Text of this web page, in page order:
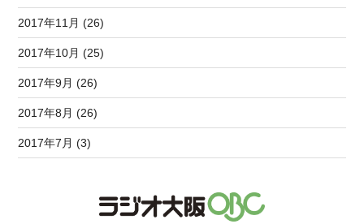
2017年11月 (26)
2017年10月 (25)
2017年9月 (26)
2017年8月 (26)
2017年7月 (3)